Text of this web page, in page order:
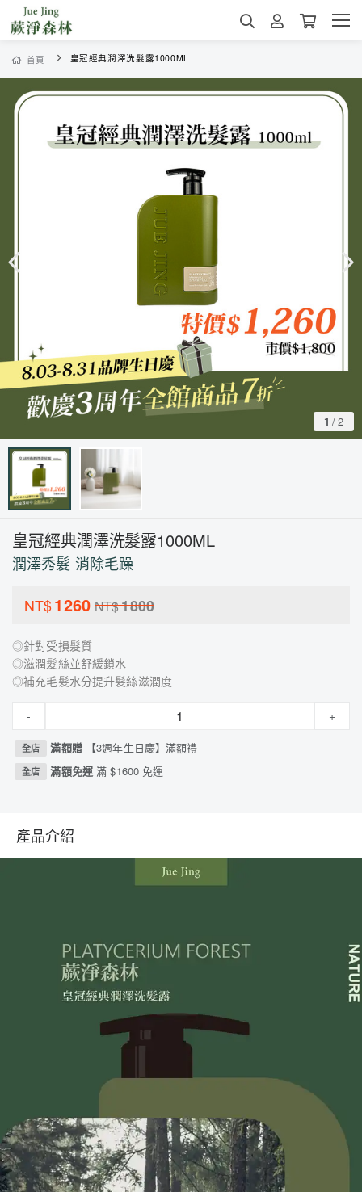
首頁 皇冠經典潤澤洗髮露1000ML
1 /2
皇冠經典潤澤洗髮露1000ML
潤澤秀髮 消除毛躁
NT$1260 NT$1800
◎針對受損髮質
◎滋潤髮絲並舒緩鎖水
◎補充毛髮水分提升髮絲滋潤度
- +
全店 滿額贈 【3週年生日慶】滿額禮
全店 滿額免運滿 $1600 免運
產品介紹